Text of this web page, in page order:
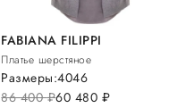
FABIANA FILIPPI
Платье шерстяное
86 400руб.60 480 руб.
Размеры:4046